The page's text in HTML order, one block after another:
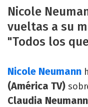
Nicole
vueltas a su
"Todos los
Nicole Neumann
(América TV)
Claudia Neumann